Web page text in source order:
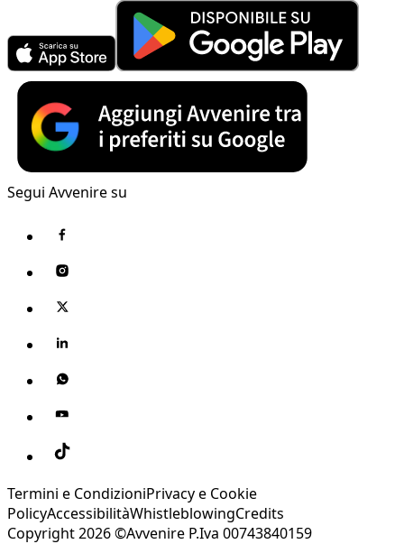
Segui Avvenire su
Termini e CondizioniPrivacy e Cookie
PolicyAccessibilitàWhistleblowingCredits
Copyright 2026 ©Avvenire P.Iva 00743840159